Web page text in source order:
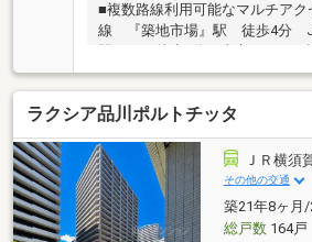
■複数路線利用可能なマルチア
線 『築地市場』駅 徒歩4分
『銀座』駅 徒歩10分■事務所
■2026年7月賃借人退去に伴う原
リーニング済み■シャワールーム
浄機能付きトイレ■システムキ
ー付きインターフォン・オート
し可■宅配ボックス■ペット飼育
て2匹まで）■エアコン2台付き
ラクシア品川ポルトチッタ
ＪＲ横須
その他の交通
築21年8ヶ月/
総戸数164戸